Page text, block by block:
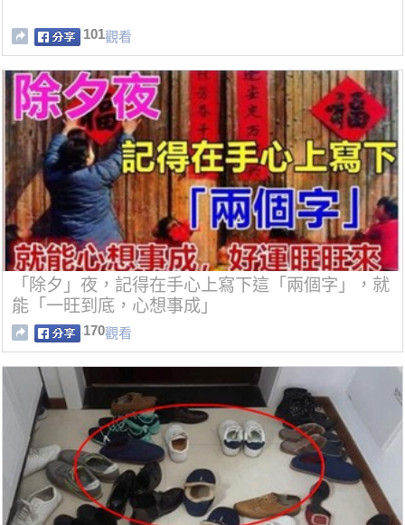
101觀看
「除夕」夜，記得在手心上寫下這「兩個字」，就
能「一旺到底，心想事成」
170觀看